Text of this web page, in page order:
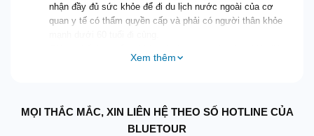
nhận đầy đủ sức khỏe để đi du lịch nước ngoài của cơ
quan y tế có thẩm quyền cấp và phải có người thân khỏe
Quý khách vui lòng không bỏ qua các điểm shopping chỉ
định trong chương trình.
Hộ chiếu phải còn thời hạn sử dụng trên 6 tháng (Tính từ
Xem thêm
MỌI THẮC MẮC, XIN LIÊN HỆ THEO SỐ HOTLINE CỦA
BLUETOUR